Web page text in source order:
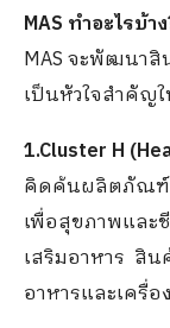
MAS ทำอะไรบ้า
MAS จะพัฒนา
เป็นหัวใจสำคัญ
1.Cluster H
คิดค้นผลิตภัณฑ์
เพื่อสุขภาพแล
เสริมอาหาร สิ
อาหารและเครื่อ